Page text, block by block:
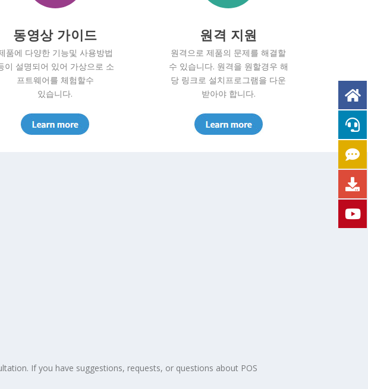
동영상 가이드
품에 다양한 기능및 사용방법
이 설명되어 있어 가상으로 소
프트웨어를 체험할수
있습니다.
원격 지원
원격으로 제품의 문제를 해결할
수 있습니다. 원격을 원할경우 해
당 링크로 설치프로그램을 다운
받아야 합니다.
If you have suggestions, requests, or questions about POS